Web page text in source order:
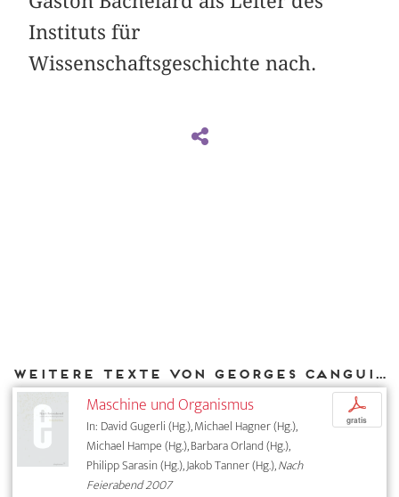
Instituts für
Wissenschaftsgeschichte nach.
Weitere Texte von Georges Canguilhem bei DIAPHANES
Maschine und Organismus
In: David Gugerli (Hg.), Michael Hagner (Hg.),
Michael Hampe (Hg.), Barbara Orland (Hg.),
Philipp Sarasin (Hg.), Jakob Tanner (Hg.),Nach
Feierabend 2007
p
gratis